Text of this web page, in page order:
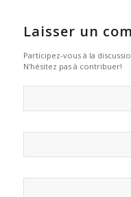
Laisser un
Participez-vous à la
N'hésitez pas à contribuer!